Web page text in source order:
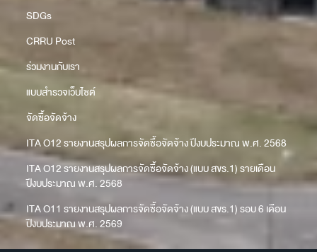
SDGs
CRRU Post
ร่วมงานกับเรา
แบบสำรวจเว็บไซต์
จัดซื้อจัดจ้าง
ITA O12 รายงานสรุปผลการจัดซื้อจัดจ้าง ปีงบประมาณ พ.ศ. 2568
ITA O12 รายงานสรุปผลการจัดซื้อจัดจ้าง (แบบ สขร.1) รายเดือน
ปีงบประมาณ พ.ศ. 2568
ITA O11 รายงานสรุปผลการจัดซื้อจัดจ้าง (แบบ สขร.1) รอบ 6 เดือน
ปีงบประมาณ พ.ศ. 2569